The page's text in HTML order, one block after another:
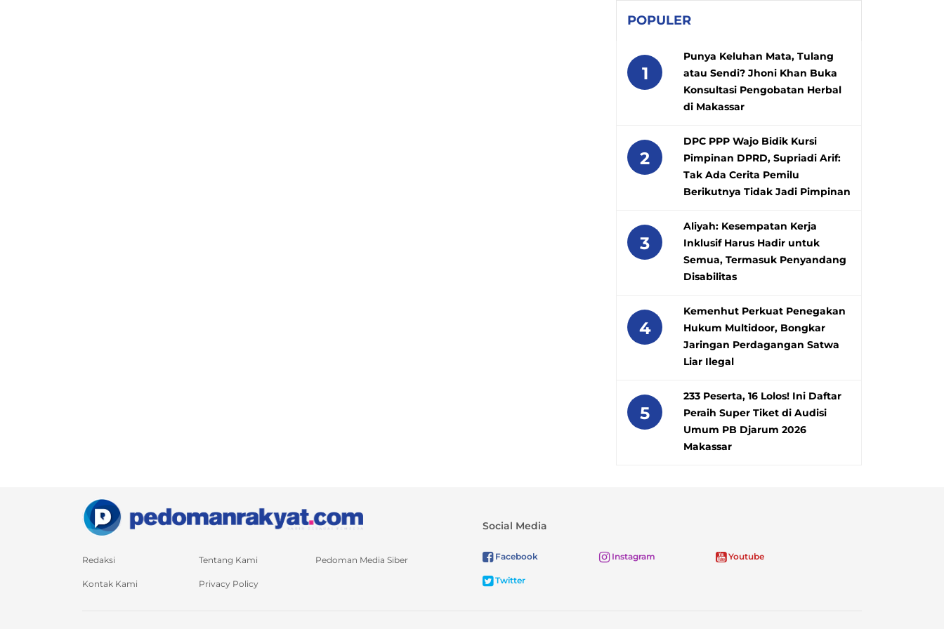
POPULER
1
Punya Keluhan Mata, Tulang
atau Sendi? Jhoni Khan Buka
Konsultasi Pengobatan Herbal
di Makassar
2
DPC PPP Wajo Bidik Kursi
Pimpinan DPRD, Supriadi Arif:
Tak Ada Cerita Pemilu
Berikutnya Tidak Jadi Pimpinan
3
Aliyah: Kesempatan Kerja
Inklusif Harus Hadir untuk
Semua, Termasuk Penyandang
Disabilitas
4
Kemenhut Perkuat Penegakan
Hukum Multidoor, Bongkar
Jaringan Perdagangan Satwa
Liar Ilegal
5
233 Peserta, 16 Lolos! Ini Daftar
Peraih Super Tiket di Audisi
Umum PB Djarum 2026
Makassar
Redaksi Tentang Kami Pedoman Media Siber
Kontak Kami Privacy Policy
Social Media
Facebook Instagram Youtube
Twitter